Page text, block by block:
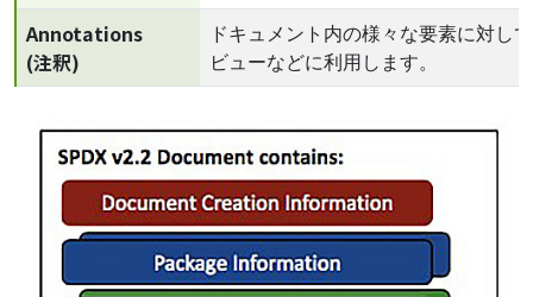
Annotations
(注釈)
ドキュメント内の様々な要素に対し
ビューなどに利用します。